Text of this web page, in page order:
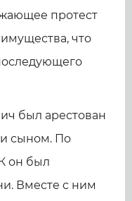
протест
что
был арестован
и сыном. По
он был
Вместе с ним